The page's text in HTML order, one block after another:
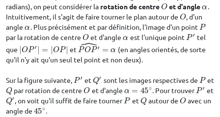
radians), on peut considérer la rotation de centreO
O et d'angleα
α .
Intuitivement, il s'agit de faire tourner le plan autour de O
O, d'un
angle α
α . Plus précisément et par définition, l'image d'un point P
P
par la rotation de centre O
O et d'angleα
α est l'unique point P ′
P′
tel
que OP ′ = OP|
OP′|= OP et POP ′
ˆ = α
POP′^= α
(en angles orientés, de sorte
qu'il n'y ait qu'un seul tel point et non deux).
Sur la figure suivante,P ′
P′ etQ′
Q′ sont les images respectives de P
P et
Q
Q par rotation de centreO
O et d'angle α = 45∘
α= 45 ∘ . Pour trouverP ′
P′ et
Q′
Q′ , on voit qu'il suffit de faire tournerP
P et Q
Q autour deO
O avec un
angle de 45∘
45∘.